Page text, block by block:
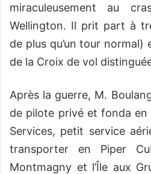
miraculeusement au
Wellington. Il prit part à
de plus qu’un tour
de la Croix de vol
Après la guerre, M.
de pilote privé et fonda
Services, petit service
transporter en Piper
Montmagny et l’Île aux